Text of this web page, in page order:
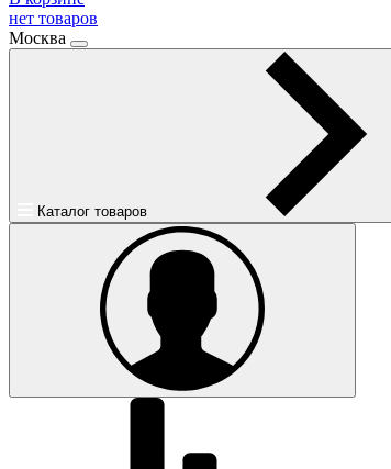
нет товаров
Москва
Каталог товаров